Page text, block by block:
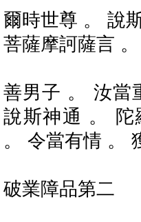
爾時世尊 。 說
菩薩摩訶薩言 。
善男子 。 汝當
說斯神通 。 陀
。 令當有情 。
破業障品第二